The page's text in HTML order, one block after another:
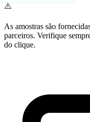
⚠️
As amostras são
parceiros. Verifique
do clique.